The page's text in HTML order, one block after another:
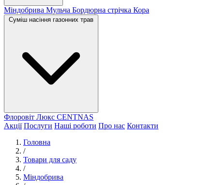
Міндобрива Мульча Бордюрна стрічка Кора
Суміш насіння газонних трав
Флоровіт Люкс СENTNAS
Акції Послуги Наші роботи Про нас Контакти
Головна
/
Товари для саду
/
Міндобрива